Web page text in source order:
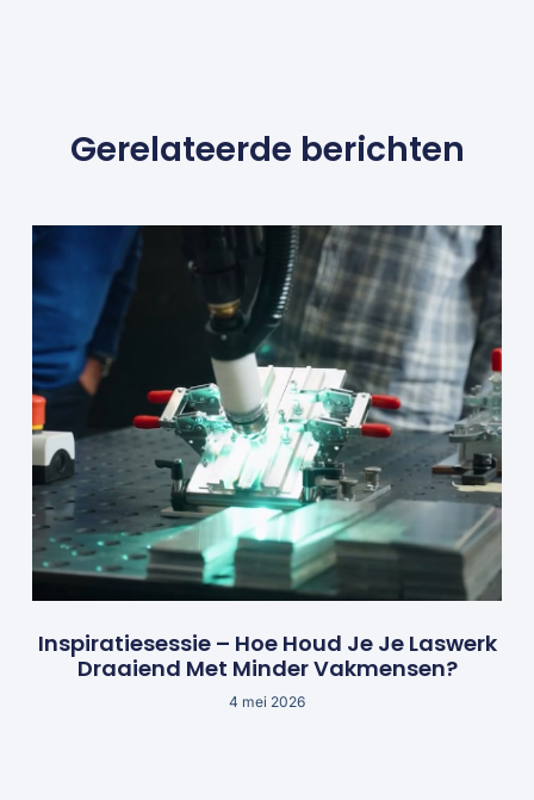
Gerelateerde berichten
Inspiratiesessie – Hoe Houd Je Je Laswerk
Draaiend Met Minder Vakmensen?
4 mei 2026